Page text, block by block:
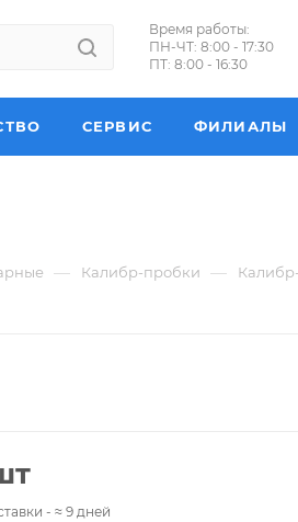
Время работы:
ПН-ЧТ: 8:00 - 17:30
ПТ: 8:00 - 16:30
СЕРВИС ФИЛИАЛЫ
— Калибр-пробки —
- ≈ 9 дней